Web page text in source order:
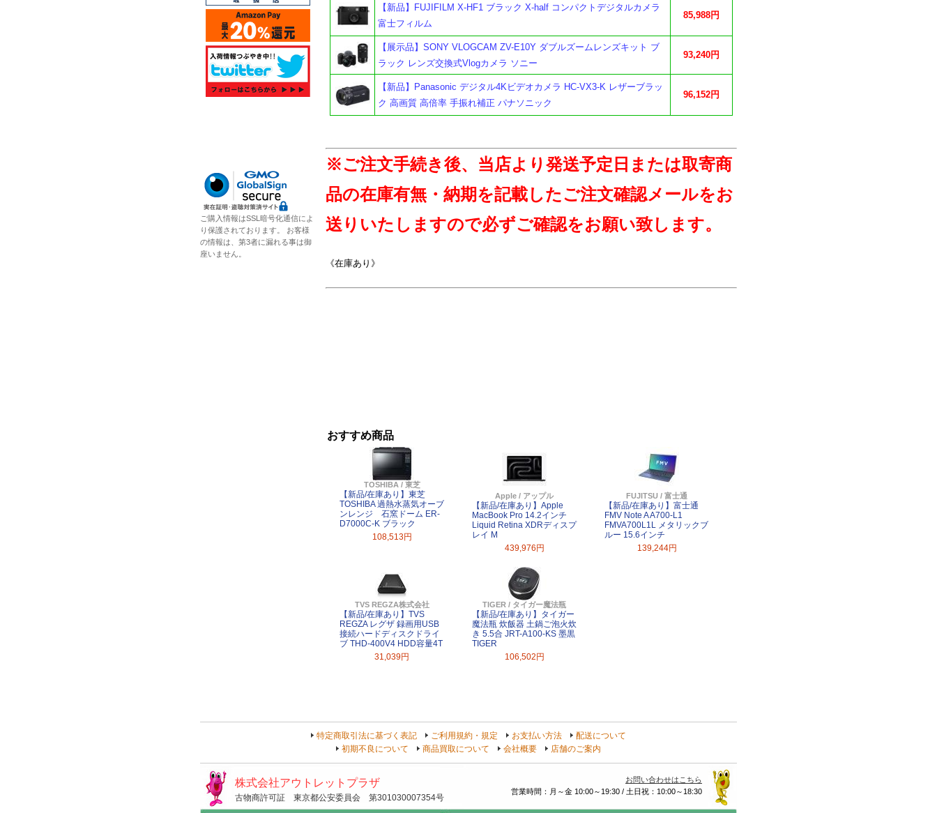
【新品】FUJIFILM X-HF1 ブラック X-half コンパクトデジタルカメラ
富士フィルム
85,988円
【展示品】SONY VLOGCAM ZV-E10Y ダブルズームレンズキット ブ
ラック レンズ交換式Vlogカメラ ソニー
93,240円
【新品】Panasonic デジタル4Kビデオカメラ HC-VX3-K レザーブラッ
ク 高画質 高倍率 手振れ補正 パナソニック
96,152円
※ご注文手続き後、当店より発送予定日または取寄商
品の在庫有無・納期を記載したご注文確認メールをお
送りいたしますので必ずご確認をお願い致します。
《在庫あり》
おすすめ商品
TOSHIBA / 東芝
【新品/在庫あり】東芝
TOSHIBA 過熱水蒸気オーブ
ンレンジ 石窯ドーム ER-
D7000C-K ブラック
108,513円
Apple / アップル
【新品/在庫あり】Apple
MacBook Pro 14.2インチ
Liquid Retina XDRディスプ
レイ M
439,976円
FUJITSU / 富士通
【新品/在庫あり】富士通
FMV Note A A700-L1
FMVA700L1L メタリックブ
ルー 15.6インチ
139,244円
TVS REGZA株式会社
【新品/在庫あり】TVS
REGZA レグザ 録画用USB
接続ハードディスクドライ
ブ THD-400V4 HDD容量4T
31,039円
TIGER / タイガー魔法瓶
【新品/在庫あり】タイガー
魔法瓶 炊飯器 土鍋ご泡火炊
き 5.5合 JRT-A100-KS 墨黒
TIGER
106,502円
ご購入情報はSSL暗号化通信によ
り保護されております。 お客様
の情報は、第3者に漏れる事は御
座いません。
特定商取引法に基づく表記 ご利用規約・規定 お支払い方法
配送について
初期不良について
商品買取について 会社概要 店舗のご案内
株式会社アウトレットプラザ
古物商許可証 東京都公安委員会 第301030007354号
お問い合わせはこちら
営業時間：月～金 10:00～19:30 / 土日祝：10:00～18:30